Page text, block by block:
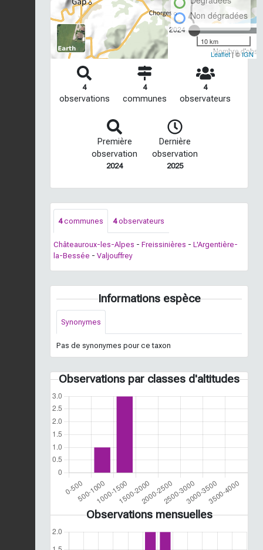
2024
Nombre
Non dégradées
10 km
Leaflet| ©IGN
4
observations
4
communes
4
observateurs
Première
observation
2024
Dernière
observation
2025
4communes 4observateurs
Châteauroux-les-Alpes - Freissinières - L'Argentière-
la-Bessée - Valjouffrey
Informations espèce
Synonymes
Pas de synonymes pour ce taxon
Observations par classes d'altitudes
Observations mensuelles